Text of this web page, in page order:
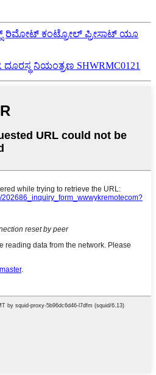
ರಿಮೋಟ್ ಕಂಟ್ರೋಲ್ ಫ್ರೀಸಾಟ್ ಯೂ
ದೂರಸ್ಥ ನಿಯಂತ್ರಣ SHWRMC0121